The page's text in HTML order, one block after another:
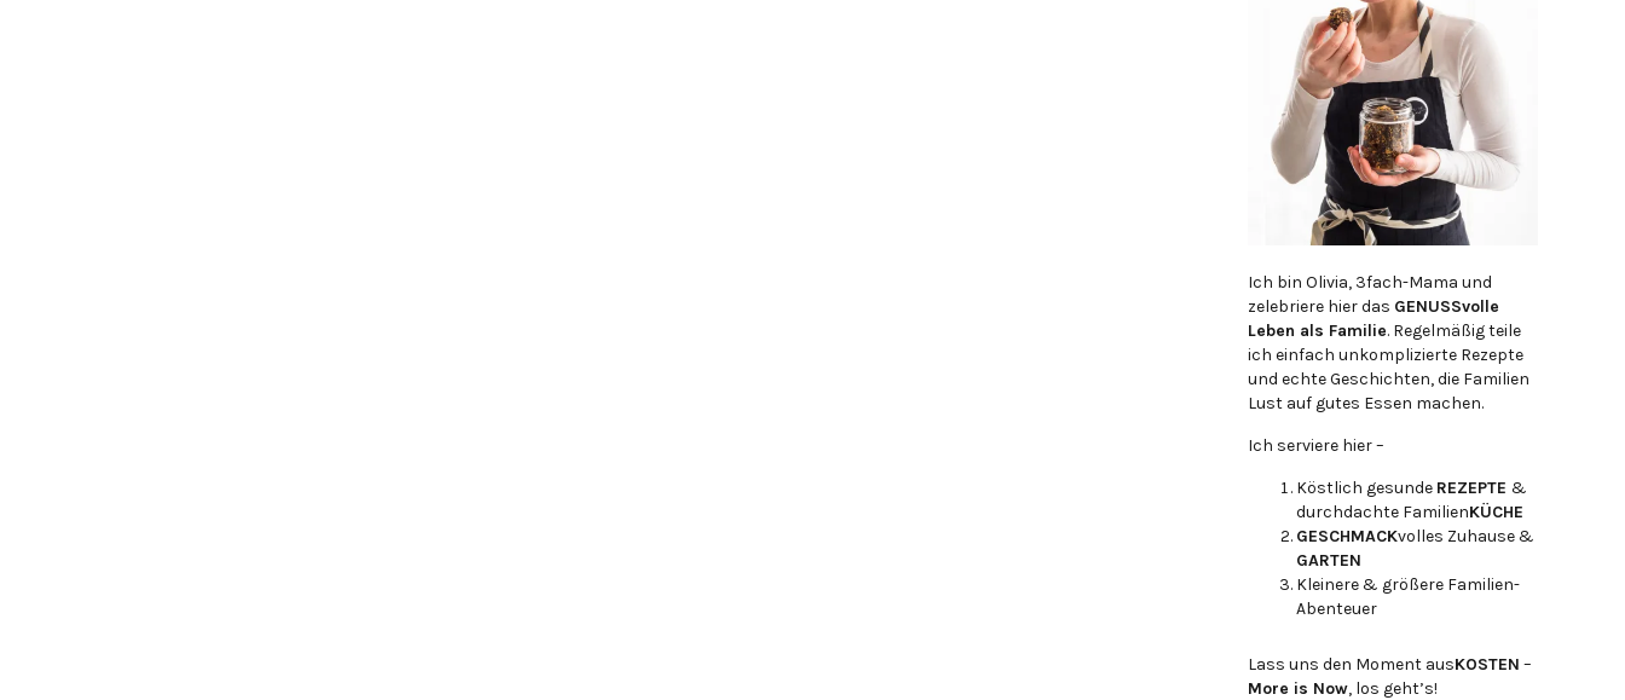
Ich bin Olivia, 3fach-Mama und
zelebriere hier das GENUSSvolle
Leben als Familie. Regelmäßig teile
ich einfach unkomplizierte Rezepte
und echte Geschichten, die Familien
Lust auf gutes Essen machen.
Ich serviere hier –
Köstlich gesunde REZEPTE &
durchdachte FamilienKÜCHE
GESCHMACKvolles Zuhause &
GARTEN
Kleinere & größere Familien-
Abenteuer
Lass uns den Moment ausKOSTEN –
More is Now, los geht’s!